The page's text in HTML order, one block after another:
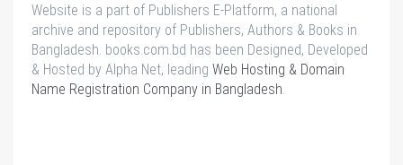
Website is a part of Publishers E-Platform, a national
archive and repository of Publishers, Authors & Books in
Bangladesh. books.com.bd has been Designed, Developed
& Hosted by Alpha Net, leading Web Hosting & Domain
Name Registration Company in Bangladesh